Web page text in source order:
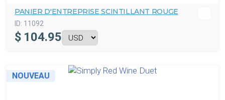
PANIER D'ENTREPRISE SCINTILLANT ROUGE
ID: 11092
$ 104.95
NOUVEAU